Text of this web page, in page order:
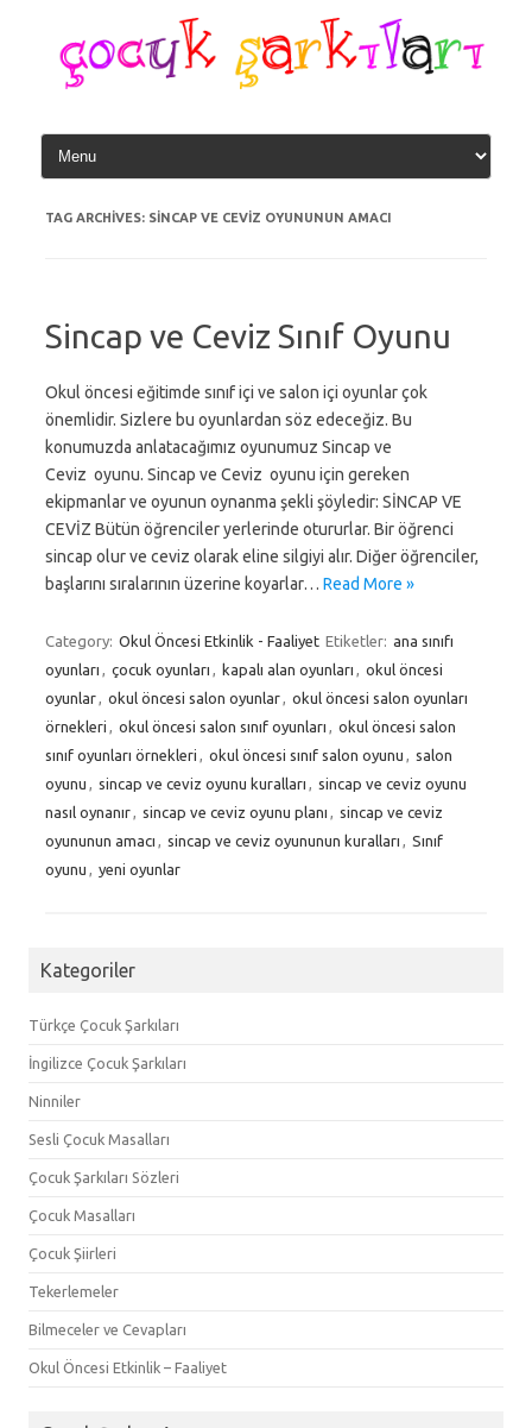
content
TAG ARCHIVES: SINCAP VE CEVIZ OYUNUNUN AMACI
Sincap ve Ceviz Sınıf Oyunu
Okul öncesi eğitimde sınıf içi ve salon içi oyunlar çok
önemlidir. Sizlere bu oyunlardan söz edeceğiz. Bu
konumuzda anlatacağımız oyunumuz Sincap ve
Ceviz oyunu. Sincap ve Ceviz oyunu için gereken
ekipmanlar ve oyunun oynanma şekli şöyledir: SİNCAP VE
CEVİZ Bütün öğrenciler yerlerinde otururlar. Bir öğrenci
sincap olur ve ceviz olarak eline silgiyi alır. Diğer öğrenciler,
başlarını sıralarının üzerine koyarlar… Read More »
Category: Okul Öncesi Etkinlik - Faaliyet Etiketler: ana sınıfı
oyunları
çocuk oyunları kapalı alan oyunları
okul öncesi
oyunlar
okul öncesi salon oyunlar
okul öncesi salon oyunları
örnekleri
okul öncesi salon sınıf oyunları
okul öncesi salon
sınıf oyunları örnekleri
okul öncesi sınıf salon oyunu
salon
oyunu
sincap ve ceviz oyunu kuralları
sincap ve ceviz oyunu
nasıl oynanır
sincap ve ceviz oyunu planı
sincap ve ceviz
oyununun amacı
sincap ve ceviz oyununun kuralları
Sınıf
oyunu
yeni oyunlar
Kategoriler
Türkçe Çocuk Şarkıları
İngilizce Çocuk Şarkıları
Ninniler
Sesli Çocuk Masalları
Çocuk Şarkıları Sözleri
Çocuk Masalları
Çocuk Şiirleri
Tekerlemeler
Bilmeceler ve Cevapları
Okul Öncesi Etkinlik – Faaliyet